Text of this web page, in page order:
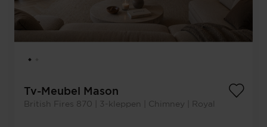
Tv-Meubel Mason
British Fires 870 | 3-kleppen | Chimney | Royal